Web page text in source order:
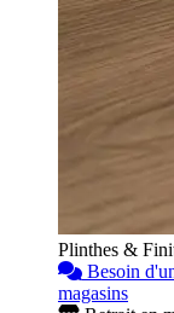
Plinthes &
Besoin
magasins